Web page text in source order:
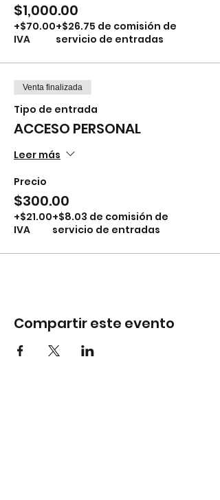
$1,000.00
+$70.00
IVA
+$26.75 de comisión de
servicio de entradas
Venta finalizada
Tipo de entrada
ACCESO PERSONAL
Leer más
Precio
$300.00
+$21.00
IVA
+$8.03 de comisión de
servicio de entradas
Compartir este evento